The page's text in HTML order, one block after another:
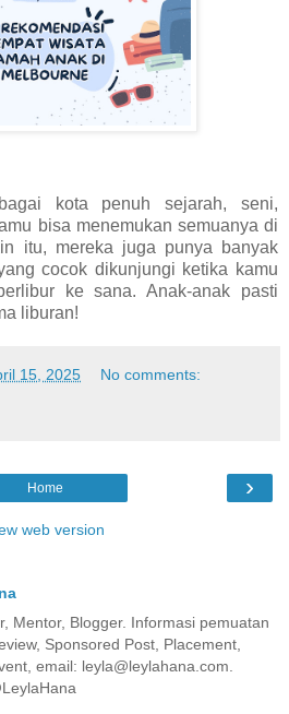
kota penuh sejarah, seni,
bisa menemukan semuanya di
itu, mereka juga punya banyak
cocok dikunjungi ketika kamu
ke sana. Anak-anak pasti
liburan!
15, 2025 No comments:
›
Home
web version
Mentor, Blogger. Informasi pemuatan
Sponsored Post, Placement,
email: leyla@leylahana.com.